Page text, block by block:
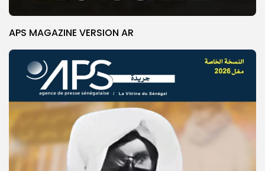
APS MAGAZINE VERSION AR